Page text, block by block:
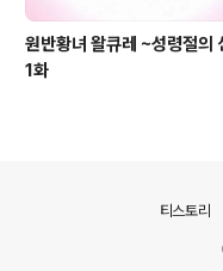
원반황녀 왈큐레 ~성령절의
1화
티스토리